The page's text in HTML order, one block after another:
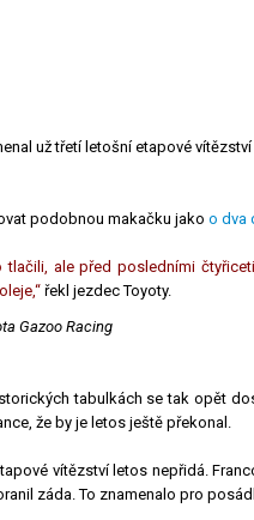
už třetí letošní etapové
podobnou makačku jako o dva
ale před posledními
řekl jezdec Toyoty.
Gazoo Racing
tabulkách se tak opět
že by je letos ještě překonal.
vítězství letos nepřidá.
záda. To znamenalo pro